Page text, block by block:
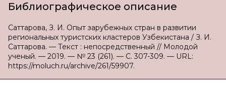
Библиографическое описание
Саттарова, З. И. Опыт зарубежных стран в развитии
региональных туристских кластеров Узбекистана / З. И.
Саттарова. — Текст : непосредственный // Молодой
ученый. — 2019. — № 23 (261). — С. 307-309. — URL:
https://moluch.ru/archive/261/59907.